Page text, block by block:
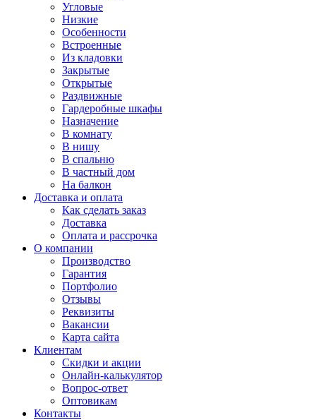
Угловые
Низкие
Особенности
Встроенные
Из кладовки
Закрытые
Открытые
Раздвижные
Гардеробные шкафы
Назначение
В комнату
В нишу
В спальню
В частный дом
На балкон
Доставка и оплата
Как сделать заказ
Доставка
Оплата и рассрочка
О компании
Производство
Гарантия
Портфолио
Отзывы
Реквизиты
Вакансии
Карта сайта
Клиентам
Скидки и акции
Онлайн-калькулятор
Вопрос-ответ
Оптовикам
Контакты